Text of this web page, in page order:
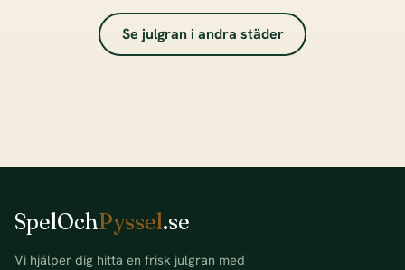
Se julgran i andra städer
SpelOchPyssel.se
Vi hjälper dig hitta en frisk julgran med